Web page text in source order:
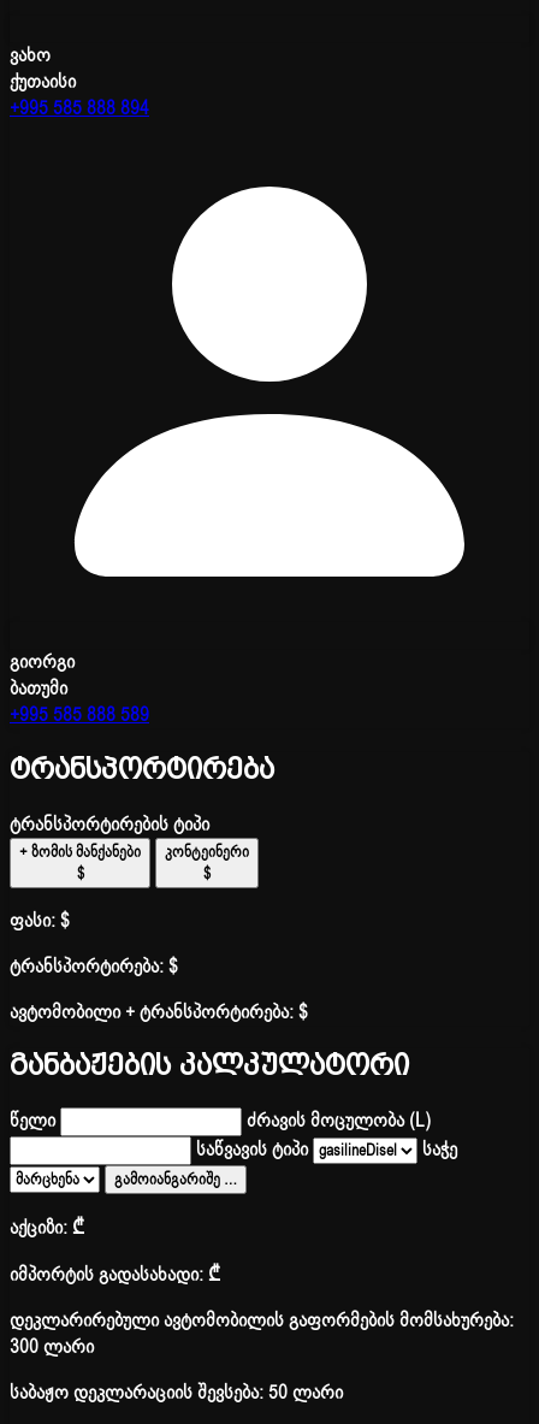
ვახო
ქუთაისი
+995 585 888 894
გიორგი
ბათუმი
+995 585 888 589
ტრანსპორტირება
ტრანსპორტირების ტიპი
+ ზომის მანქანები
$
კონტეინერი
$
ფასი:$
ტრანსპორტირება:$
ავტომობილი + ტრანსპორტირება:$
განბაჟების კალკულატორი
წელი
ძრავის მოცულობა (L)
საწვავის ტიპი
საჭე
გამოიანგარიშე …
აქციზი:₾
იმპორტის გადასახადი:₾
დეკლარირებული ავტომობილის გაფორმების მომსახურება:
300 ლარი
საბაჟო დეკლარაციის შევსება: 50 ლარი